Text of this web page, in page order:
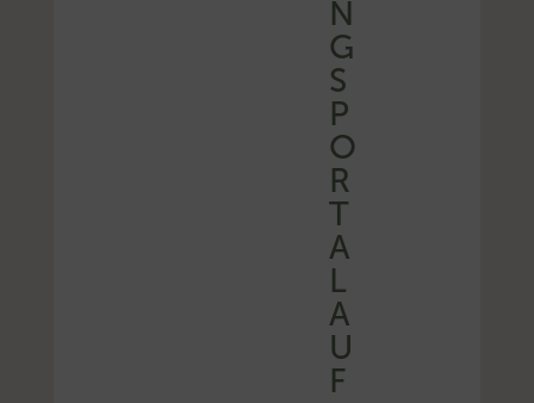
N
G
S
P
O
R
T
A
L
A
U
F